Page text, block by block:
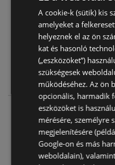
Müller HU
Dobogókoi út 84 84
2500 Esztergom
AJÁNLATOK:
0
AKCIÓS ÚJSÁGOK: 0
TÁVOLSÁG: 167,42 km
Müller HU
Achim András u. 4 4
7400 Kaposvár
AJÁNLATOK: 0
A cookie-k (sütik) kis
amelyeket a
helyeznek el az ön
kat és hasonló
(„eszközöket”)
szükségesek
működéséhez. Az ön
opcionális, harmadik
eszközöket is
mérésére, személyre
megjelenítésére
Google-on és más
weboldalain),